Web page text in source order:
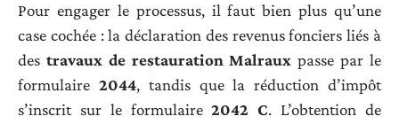
Pour engager le processus, il faut bien plus qu’une
case cochée : la déclaration des revenus fonciers liés à
des travaux de restauration Malraux passe par le
formulaire 2044, tandis que la réduction d’impôt
s’inscrit sur le formulaire2042 C. L’obtention de